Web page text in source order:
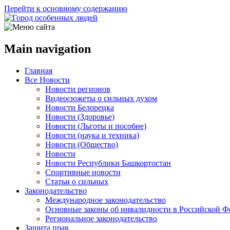
Перейти к основному содержанию
Main navigation
Главная
Все Новости
Новости регионов
Видеосюжеты о сильных духом
Новости Белорецка
Новости (Здоровье)
Новости (Льготы и пособие)
Новости (наука и техника)
Новости (Общество)
Новости
Новости Республики Башкортостан
Спортивные новости
Статьи о сильных
Законодательство
Международное законодательство
Основные законы об инвалидности в Российской
Региональное законодательство
Защита прав